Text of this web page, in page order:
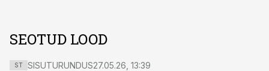
SEOTUD LOOD
ST SISUTURUNDUS27.05.26, 13:39